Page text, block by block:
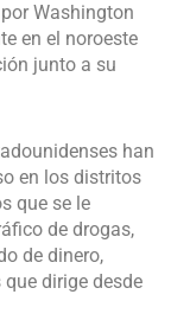
Washington
en el noroeste
junto a su
han
en los distritos
que se le
de drogas,
de dinero,
dirige desde